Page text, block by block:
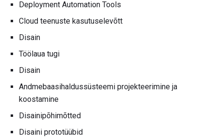
Deployment Automation Tools
Cloud teenuste kasutuselevõtt
Disain
Töölaua tugi
Disain
Andmebaasihaldussüsteemi projekteerimine ja
koostamine
Disainipõhimõtted
Disaini prototüübid